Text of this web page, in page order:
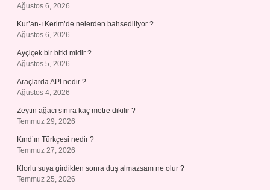
Ağustos 6, 2026
Kur’an-ı Kerim’de nelerden bahsediliyor ?
Ağustos 6, 2026
Ayçiçek bir bitki midir ?
Ağustos 5, 2026
Araçlarda API nedir ?
Ağustos 4, 2026
Zeytin ağacı sınıra kaç metre dikilir ?
Temmuz 29, 2026
Kınd’ın Türkçesi nedir ?
Temmuz 27, 2026
Klorlu suya girdikten sonra duş almazsam ne olur ?
Temmuz 25, 2026